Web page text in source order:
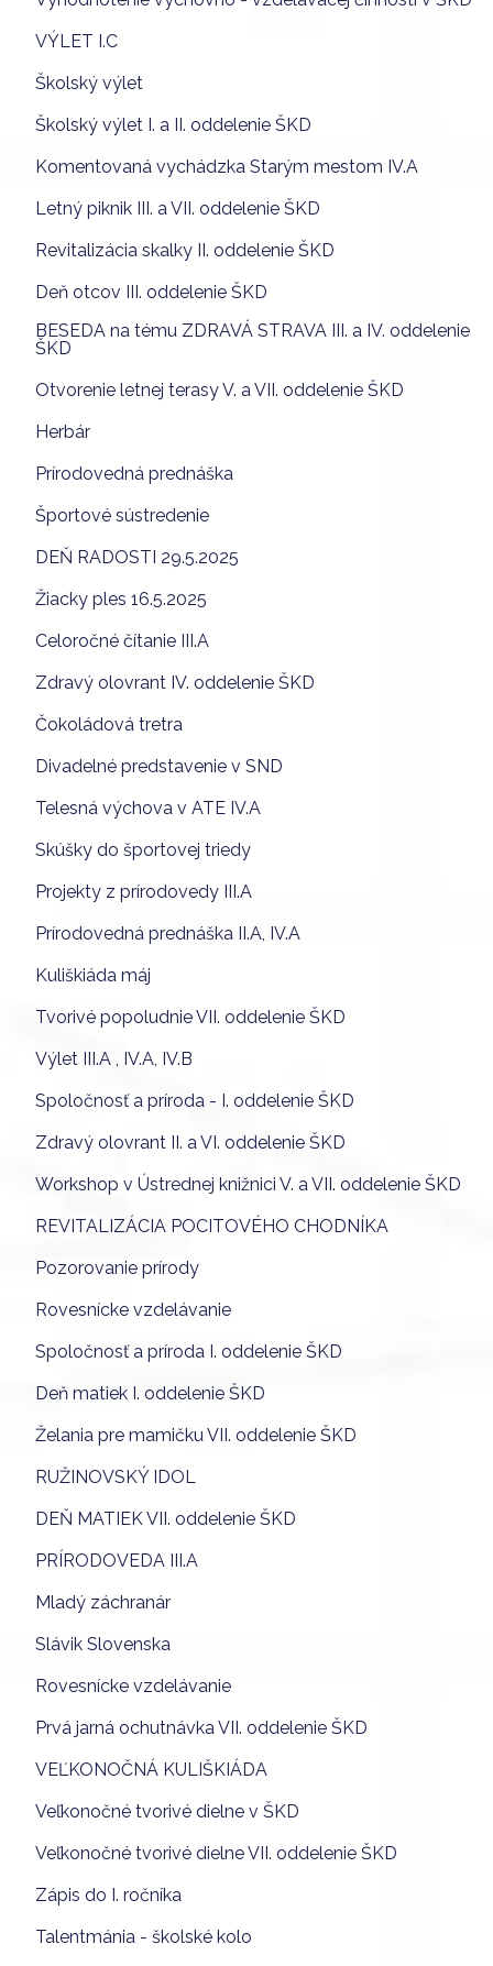
VÝLET I.C
Školský výlet
Školský výlet I. a II. oddelenie ŠKD
Komentovaná vychádzka Starým mestom IV.A
Letný piknik III. a VII. oddelenie ŠKD
Revitalizácia skalky II. oddelenie ŠKD
Deň otcov III. oddelenie ŠKD
BESEDA na tému ZDRAVÁ STRAVA III. a IV. oddelenie
ŠKD
Otvorenie letnej terasy V. a VII. oddelenie ŠKD
Herbár
Prírodovedná prednáška
Športové sústredenie
DEŇ RADOSTI 29.5.2025
Žiacky ples 16.5.2025
Celoročné čítanie III.A
Zdravý olovrant IV. oddelenie ŠKD
Čokoládová tretra
Divadelné predstavenie v SND
Telesná výchova v ATE IV.A
Skúšky do športovej triedy
Projekty z prírodovedy III.A
Prírodovedná prednáška II.A, IV.A
Kuliškiáda máj
Tvorivé popoludnie VII. oddelenie ŠKD
Výlet III.A , IV.A, IV.B
Spoločnosť a príroda - I. oddelenie ŠKD
Zdravý olovrant II. a VI. oddelenie ŠKD
Workshop v Ústrednej knižnici V. a VII. oddelenie ŠKD
REVITALIZÁCIA POCITOVÉHO CHODNÍKA
Pozorovanie prírody
Rovesnícke vzdelávanie
Spoločnosť a príroda I. oddelenie ŠKD
Deň matiek I. oddelenie ŠKD
Želania pre mamičku VII. oddelenie ŠKD
RUŽINOVSKÝ IDOL
DEŇ MATIEK VII. oddelenie ŠKD
PRÍRODOVEDA III.A
Mladý záchranár
Slávik Slovenska
Rovesnícke vzdelávanie
Prvá jarná ochutnávka VII. oddelenie ŠKD
VEĽKONOČNÁ KULIŠKIÁDA
Veľkonočné tvorivé dielne v ŠKD
Veľkonočné tvorivé dielne VII. oddelenie ŠKD
Zápis do I. ročníka
Talentmánia - školské kolo